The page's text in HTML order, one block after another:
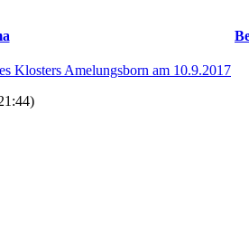
Klosters Amelungsborn am 10.9.2017